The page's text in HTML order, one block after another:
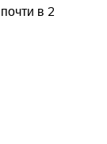
в 2